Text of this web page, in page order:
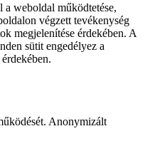
a weboldal működtetése,
végzett tevékenység
megjelenítése érdekében. A
sütit engedélyez a
Anonymizált